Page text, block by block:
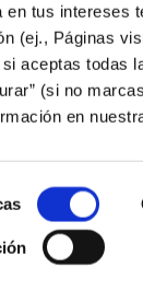
tus intereses
(ej., Páginas
aceptas todas
(si no
en
Aviso Legal